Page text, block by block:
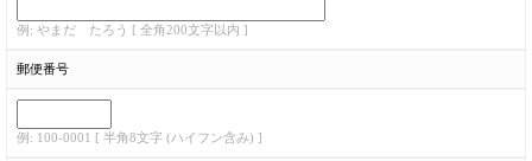
例: やまだ たろう [ 全角200文字以内 ]
郵便番号
例: 100-0001 [ 半角8文字 (ハイフン含み) ]